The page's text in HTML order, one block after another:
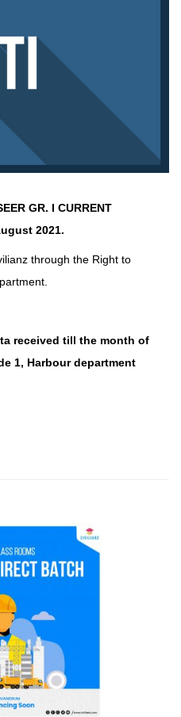
GR. I CURRENT
2021.
through the Right to
received till the month of
1, Harbour department